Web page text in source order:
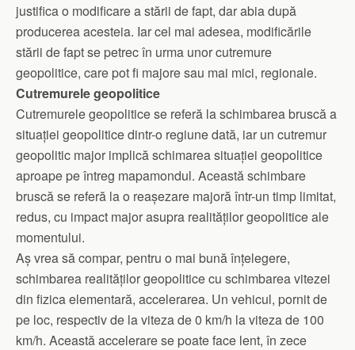
justifica o modificare a stării de fapt, dar abia după
producerea acesteia. Iar cel mai adesea, modificările
stării de fapt se petrec în urma unor cutremure
geopolitice, care pot fi majore sau mai mici, regionale.
Cutremurele geopolitice
Cutremurele geopolitice se referă la schimbarea bruscă a
situației geopolitice dintr-o regiune dată, iar un cutremur
geopolitic major implică schimarea situației geopolitice
aproape pe întreg mapamondul. Această schimbare
bruscă se referă la o reașezare majoră într-un timp limitat,
redus, cu impact major asupra realităților geopolitice ale
momentului.
Aș vrea să compar, pentru o mai bună înțelegere,
schimbarea realităților geopolitice cu schimbarea vitezei
din fizica elementară, accelerarea. Un vehicul, pornit de
pe loc, respectiv de la viteza de 0 km/h la viteza de 100
km/h. Această accelerare se poate face lent, în zece